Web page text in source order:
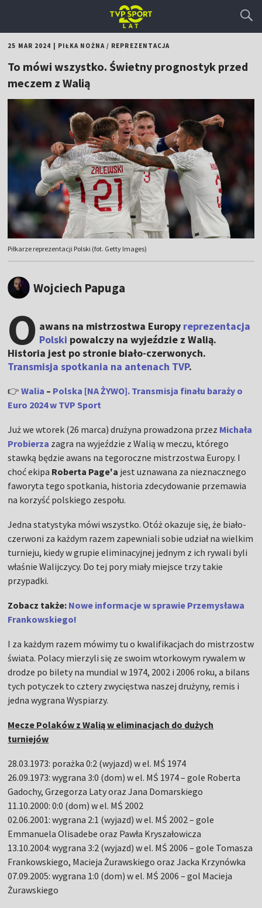
25 MAR 2024 PIŁKA NOŻNA/ REPREZENTACJA
To mówi wszystko. Świetny prognostyk przed
meczem z Walią
Piłkarze reprezentacji Polski (fot. Getty Images)
Wojciech Papuga
O awans na mistrzostwa Europy reprezentacja
Polski powalczy na wyjeździe z Walią.
Historia jest po stronie biało-czerwonych.
Transmisja spotkania na antenach TVP.
👉Walia – Polska [NA ŻYWO]. Transmisja finału baraży o
Euro 2024 w TVP Sport
Już we wtorek (26 marca) drużyna prowadzona przez Michała
Probierza zagra na wyjeździe z Walią w meczu, którego
stawką będzie awans na tegoroczne mistrzostwa Europy. I
choć ekipa Roberta Page'a jest uznawana za nieznacznego
faworyta tego spotkania, historia zdecydowanie przemawia
na korzyść polskiego zespołu.
Jedna statystyka mówi wszystko. Otóż okazuje się, że biało-
czerwoni za każdym razem zapewniali sobie udział na wielkim
turnieju, kiedy w grupie eliminacyjnej jednym z ich rywali byli
właśnie Walijczycy. Do tej pory miały miejsce trzy takie
przypadki.
Zobacz także: Nowe informacje w sprawie Przemysława
Frankowskiego!
I za każdym razem mówimy tu o kwalifikacjach do mistrzostw
świata. Polacy mierzyli się ze swoim wtorkowym rywalem w
drodze po bilety na mundial w 1974, 2002 i 2006 roku, a bilans
tych potyczek to cztery zwycięstwa naszej drużyny, remis i
jedna wygrana Wyspiarzy.
Mecze Polaków z Walią w eliminacjach do dużych
turniejów
28.03.1973: porażka 0:2 (wyjazd) w el. MŚ 1974
26.09.1973: wygrana 3:0 (dom) w el. MŚ 1974– gole Roberta
Gadochy, Grzegorza Laty oraz Jana Domarskiego
11.10.2000: 0:0 (dom) w el. MŚ 2002
02.06.2001: wygrana 2:1 (wyjazd) w el. MŚ 2002– gole
Emmanuela Olisadebe oraz Pawła Kryszałowicza
13.10.2004: wygrana 3:2 (wyjazd) w el. MŚ 2006– gole Tomasza
Frankowskiego, Macieja Żurawskiego oraz Jacka Krzynówka
07.09.2005: wygrana 1:0 (dom) w el. MŚ 2006– gol Macieja
Żurawskiego